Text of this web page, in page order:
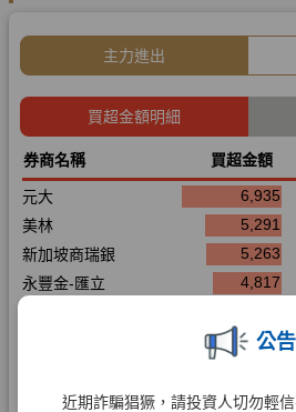
公告
近期詐騙猖獗，請投資人切勿輕